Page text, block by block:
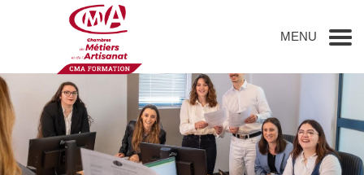
Go to main content
MENU